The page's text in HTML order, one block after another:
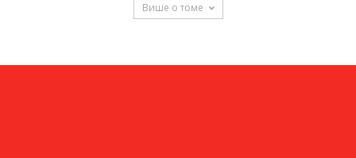
Више о томе